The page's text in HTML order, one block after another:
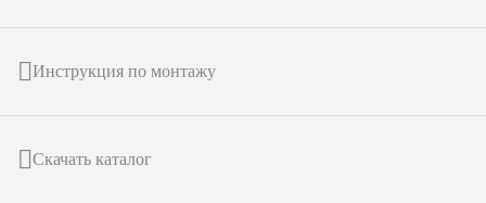
Инструкция по монтажу
Скачать каталог